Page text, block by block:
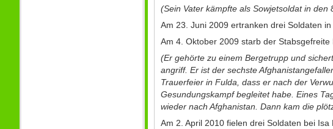
(Sein Vater kämpfte als Sowjetsoldat in den
Am 23. Juni 2009 ertranken drei Soldaten
Am 4. Oktober 2009 starb der
(Er gehörte zu einem Bergetrupp und
angriff. Er ist der sechste
Trauerfeier in Fulda, dass er nach der
Gesundungskampf begleitet habe. Eines
wieder nach Afghanistan. Dann kam die
Am 2. April 2010 fielen drei Soldaten bei